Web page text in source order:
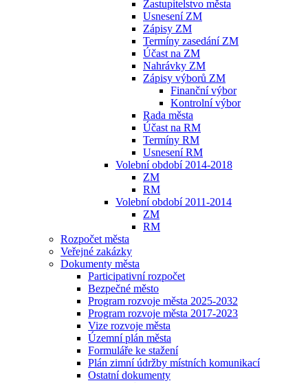
Zastupitelstvo města
Usnesení ZM
Zápisy ZM
Termíny zasedání ZM
Účast na ZM
Nahrávky ZM
Zápisy výborů ZM
Finanční výbor
Kontrolní výbor
Rada města
Účast na RM
Termíny RM
Usnesení RM
Volební období 2014-2018
ZM
RM
Volební období 2011-2014
ZM
RM
Rozpočet města
Veřejné zakázky
Dokumenty města
Participativní rozpočet
Bezpečné město
Program rozvoje města 2025-2032
Program rozvoje města 2017-2023
Vize rozvoje města
Územní plán města
Formuláře ke stažení
Plán zimní údržby místních komunikací
Ostatní dokumenty